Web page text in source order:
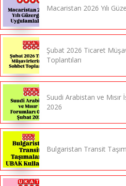
Macaristan 2026 Yılı
Şubat 2026 Ticaret
Toplantıları
Suudi Arabistan ve
2026
Bulgaristan Transit